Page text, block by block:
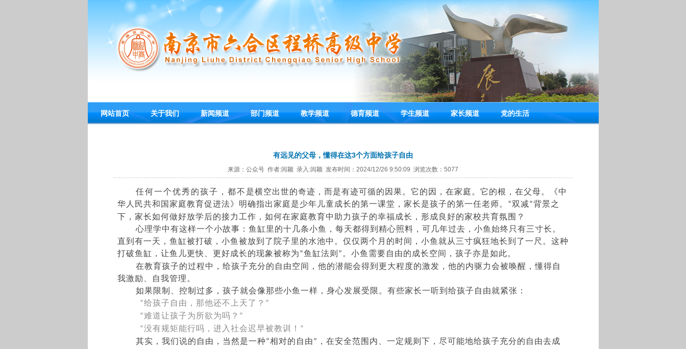
网站首页 关于我们 新闻频道 部门频道 教学频道 德育频道 学生频道 家长频道 党的生活
有远见的父母，懂得在这3个方面给孩子自由
来源：公众号 作者:闾颖 录入:闾颖 发布时间：2024/12/26 9:50:09 浏览次数：5077
任何一个优秀的孩子，都不是横空出世的奇迹，而是有迹可循的因果。它的因，在家庭。它的根，在父母。《中
华人民共和国家庭教育促进法》明确指出家庭是少年儿童成长的第一课堂，家长是孩子的第一任老师。 “双减”背景之
下，家长如何做好放学后的接力工作，如何在家庭教育中助力孩子的幸福成长，形成良好的家校共育氛围？
心理学中有这样一个小故事：鱼缸里的十几条小鱼，每天都得到精心照料，可几年过去，小鱼始终只有三寸长。
直到有一天，鱼缸被打破，小鱼被放到了院子里的水池中。仅仅两个月的时间，小鱼就从三寸疯狂地长到了一尺。这种
打破鱼缸，让鱼儿更快、更好成长的现象被称为“鱼缸法则 ” 。小鱼需要自由的成长空间，孩子亦是如此。
在教育孩子的过程中，给孩子充分的自由空间，他的潜能会得到更大程度的激发，他的内驱力会被唤醒，懂得自
我激励、自我管理。
如果限制、控制过多，孩子就会像那些小鱼一样，身心发展受限。有些家长一听到给孩子自由就紧张 ：
“给孩子自由，那他还不上天了？ ”
“难道让孩子为所欲为吗？ ”
“没有规矩能行吗，进入社会迟早被教训！ ”
其实，我们说的自由，当然是一种“相对的自由” ，在安全范围内、一定规则下，尽可能地给孩子充分的自由去成